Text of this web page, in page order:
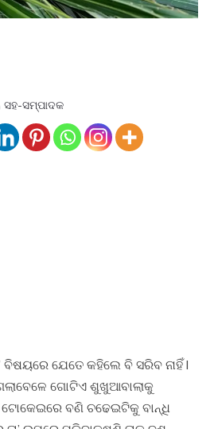
ସହ-ସମ୍ପାଦକ
ବିଷୟରେ ଯେତେ କହିଲେ ବି ସରିବ ନାହିଁ l
ଗୋଟିଏ ଶୁଖୁଆବାଲାକୁ
ଟୋକେଇରେ ବଣି ଚଢେଇଟିକୁ ବାନ୍ଧି